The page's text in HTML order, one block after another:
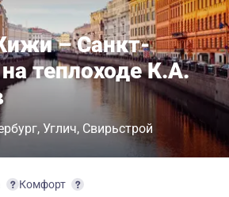
– Санкт-
теплоходе К.А.
Углич Свирьстрой
Комфорт